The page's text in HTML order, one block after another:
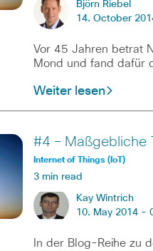
Björn Riebel
14. October
Vor 45 Jahren betrat
Mond und fand dafür
Weiter lesen
#4 – Maßgebliche
Internet of Things (IoT)
3 min read
Kay Wintrich
10. May 2014 -
In der Blog-Reihe zu